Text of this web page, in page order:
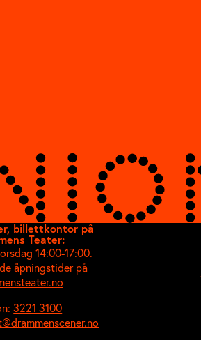
billettkontor på
Teater:
14:00-17:00.
åpningstider på
3221 3100